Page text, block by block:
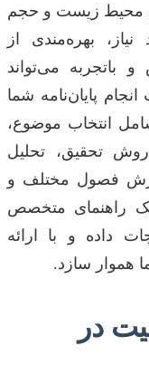
محیط زیست و حجم
بهره‌مندی از
باتجربه می‌تواند
پایان‌نامه شما
انتخاب موضوع،
روش تحقیق، تحلیل
فصول مختلف و
راهنمای متخصص
داده و با ارائه
هموار سازد.
در